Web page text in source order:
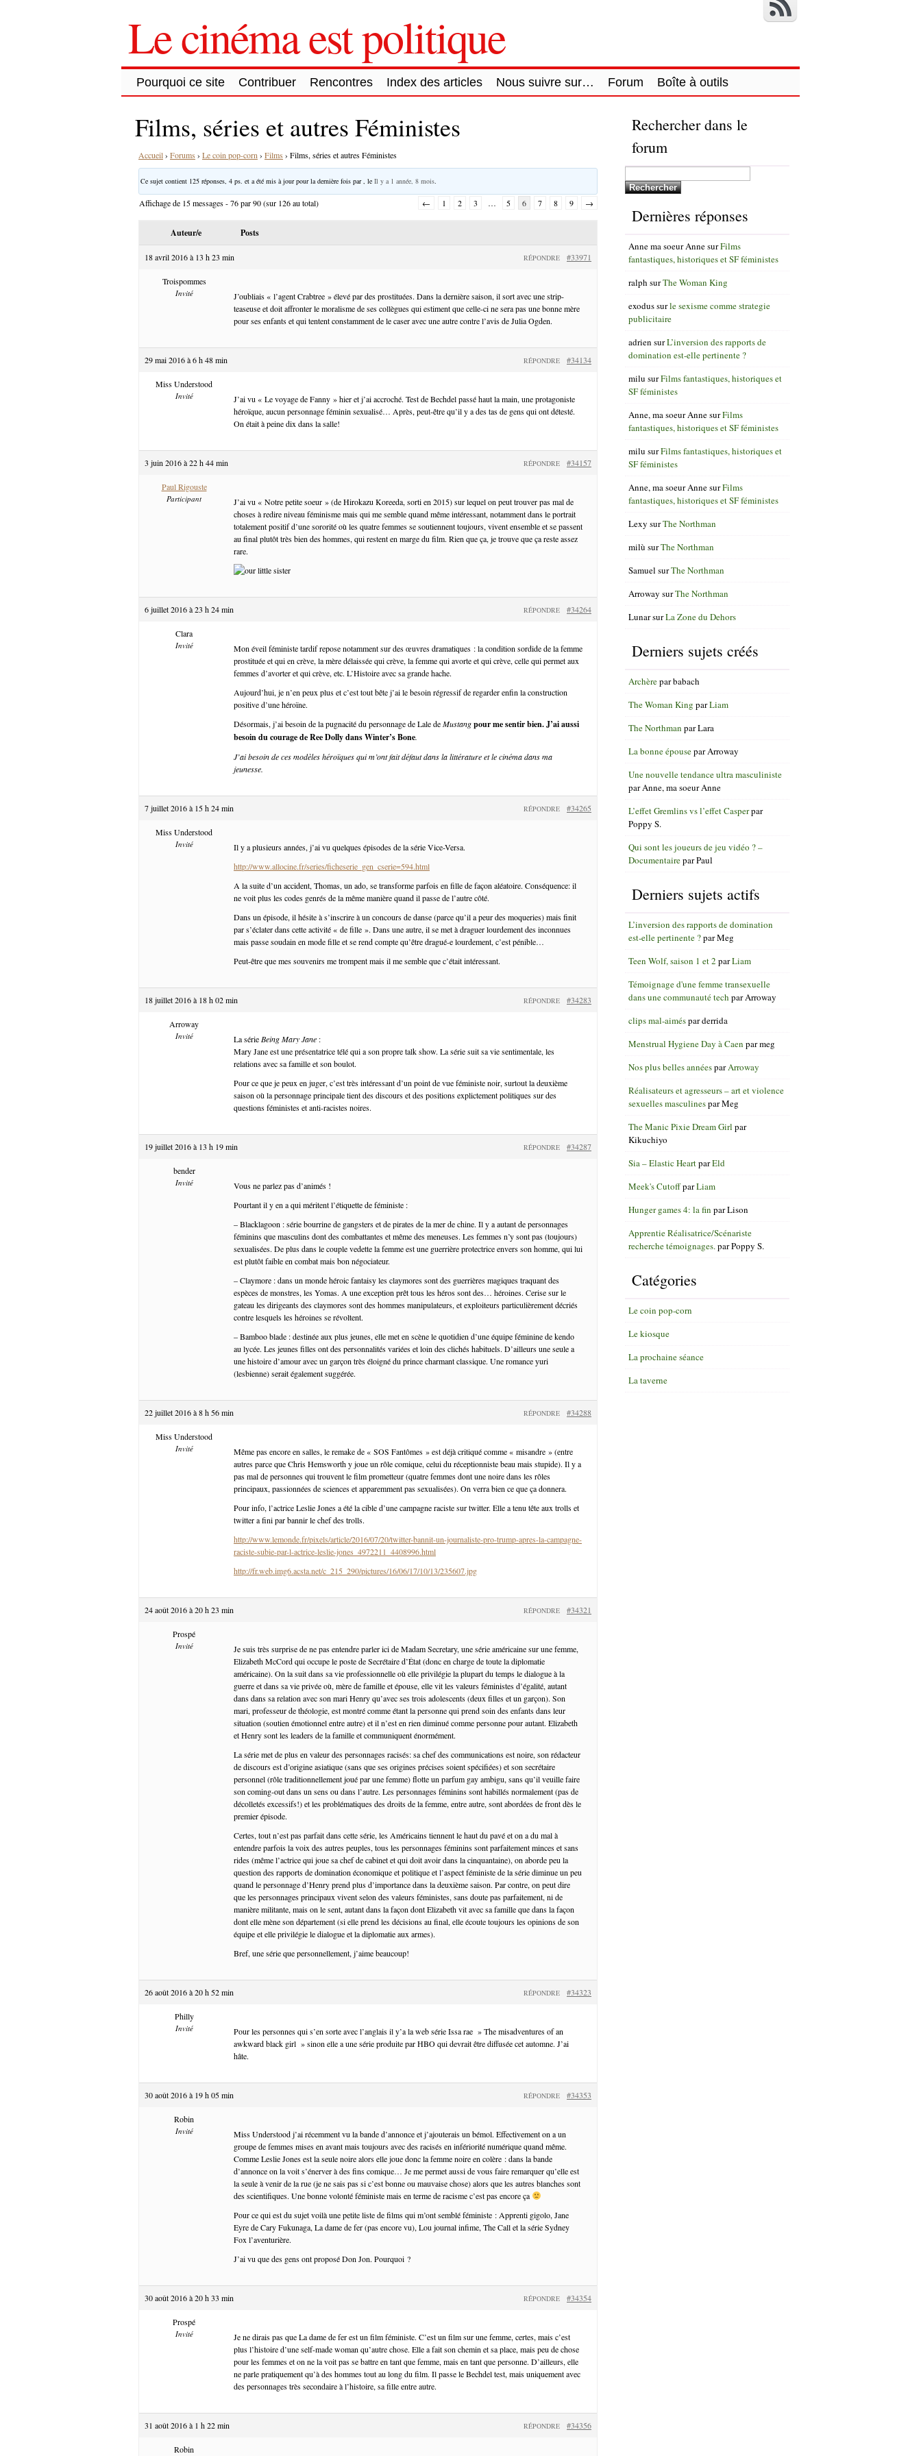
Le cinéma est politique
Pourquoi ce site Contribuer Rencontres Index des articles Nous suivre sur… Forum Boîte à outils
Films, séries et autres Féministes
Accueil› Forums › Le coin pop-corn › Films › Films, séries et autres Féministes
Ce sujet contient 125 réponses, 4 ps. et a été mis à jour pour la dernière fois par , le Il y a 1 année, 8 mois
Affichage de 15 messages - 76 par 90 (sur 126 au total) ← 1 2 3 … 5 6 7 8 9 →
Auteur/e Posts
18 avril 2016 à 13 h 23 min #33971
RÉPONDRE
Troispommes
Invité
J’oubliais « l’agent Crabtree » élevé par des prostituées. Dans la dernière saison, il sort avec une strip-
teaseuse et doit affronter le moralisme de ses collègues qui estiment que celle-ci ne sera pas une bonne mère
pour ses enfants et qui tentent constamment de le caser avec une autre contre l’avis de Julia Ogden.
29 mai 2016 à 6 h 48 min #34134
RÉPONDRE
Miss Understood
Invité
J’ai vu « Le voyage de Fanny » hier et j’ai accroché. Test de Bechdel passé haut la main, une protagoniste
héroïque, aucun personnage féminin sexualisé… Après, peut-être qu’il y a des tas de gens qui ont détesté.
On était à peine dix dans la salle!
3 juin 2016 à 22 h 44 min #34157
RÉPONDRE
Paul Rigouste
Participant
J’ai vu « Notre petite soeur » (de Hirokazu Koreeda, sorti en 2015) sur lequel on peut trouver pas mal de
choses à redire niveau féminisme mais qui me semble quand même intéressant, notamment dans le portrait
totalement positif d’une sororité où les quatre femmes se soutiennent toujours, vivent ensemble et se passent
au final plutôt très bien des hommes, qui restent en marge du film. Rien que ça, je trouve que ça reste assez
rare.
6 juillet 2016 à 23 h 24 min #34264
RÉPONDRE
Clara
Invité
Mon éveil féministe tardif repose notamment sur des œuvres dramatiques : la condition sordide de la femme
prostituée et qui en crève, la mère délaissée qui crève, la femme qui avorte et qui crève, celle qui permet aux
femmes d’avorter et qui crève, etc. L’Histoire avec sa grande hache.
Aujourd’hui, je n’en peux plus et c’est tout bête j’ai le besoin régressif de regarder enfin la construction
positive d’une héroïne.
Désormais, j’ai besoin de la pugnacité du personnage de Lale deMustangpour me sentir bien. J’ai aussi
besoin du courage de Ree Dolly dansWinter’s Bone.
J’ai besoin de ces modèles héroïques qui m’ont fait défaut dans la littérature et le cinéma dans ma
jeunesse.
7 juillet 2016 à 15 h 24 min #34265
RÉPONDRE
Miss Understood
Invité
Il y a plusieurs années, j’ai vu quelques épisodes de la série Vice-Versa.
http://www.allocine.fr/series/ficheserie_gen_cserie=594.html
A la suite d’un accident, Thomas, un ado, se transforme parfois en fille de façon aléatoire. Conséquence: il
ne voit plus les codes genrés de la même manière quand il passe de l’autre côté.
Dans un épisode, il hésite à s’inscrire à un concours de danse (parce qu’il a peur des moqueries) mais finit
par s’éclater dans cette activité « de fille ». Dans une autre, il se met à draguer lourdement des inconnues
mais passe soudain en mode fille et se rend compte qu’être dragué-e lourdement, c’est pénible…
Peut-être que mes souvenirs me trompent mais il me semble que c’était intéressant.
18 juillet 2016 à 18 h 02 min #34283
RÉPONDRE
Arroway
Invité La série Being Mary Jane :
Mary Jane est une présentatrice télé qui a son propre talk show. La série suit sa vie sentimentale, les
relations avec sa famille et son boulot.
Pour ce que je peux en juger, c’est très intéressant d’un point de vue féministe noir, surtout la deuxième
saison où la personnage principale tient des discours et des positions explictement politiques sur des
questions féministes et anti-racistes noires.
19 juillet 2016 à 13 h 19 min #34287
RÉPONDRE
bender
Invité
Vous ne parlez pas d’animés !
Pourtant il y en a qui méritent l’étiquette de féministe :
– Blacklagoon : série bourrine de gangsters et de pirates de la mer de chine. Il y a autant de personnages
féminins que masculins dont des combattantes et même des meneuses. Les femmes n’y sont pas (toujours)
sexualisées. De plus dans le couple vedette la femme est une guerrière protectrice envers son homme, qui lui
est plutôt faible en combat mais bon négociateur.
– Claymore : dans un monde héroic fantaisy les claymores sont des guerrières magiques traquant des
espèces de monstres, les Yomas. A une exception prêt tous les héros sont des… héroines. Cerise sur le
gateau les dirigeants des claymores sont des hommes manipulateurs, et exploiteurs particulièrement décriés
contre lesquels les héroines se révoltent.
– Bamboo blade : destinée aux plus jeunes, elle met en scène le quotidien d’une équipe féminine de kendo
au lycée. Les jeunes filles ont des personnalités variées et loin des clichés habituels. D’ailleurs une seule a
une histoire d’amour avec un garçon très éloigné du prince charmant classique. Une romance yuri
(lesbienne) serait également suggérée.
22 juillet 2016 à 8 h 56 min #34288
RÉPONDRE
Miss Understood
Invité
Même pas encore en salles, le remake de « SOS Fantômes » est déjà critiqué comme « misandre » (entre
autres parce que Chris Hemsworth y joue un rôle comique, celui du réceptionniste beau mais stupide). Il y a
pas mal de personnes qui trouvent le film prometteur (quatre femmes dont une noire dans les rôles
principaux, passionnées de sciences et apparemment pas sexualisées). On verra bien ce que ça donnera.
Pour info, l’actrice Leslie Jones a été la cible d’une campagne raciste sur twitter. Elle a tenu tête aux trolls et
twitter a fini par bannir le chef des trolls.
http://www.lemonde.fr/pixels/article/2016/07/20/twitter-bannit-un-journaliste-pro-trump-apres-la-campagne-
raciste-subie-par-l-actrice-leslie-jones_4972211_4408996.html
http://fr.web.img6.acsta.net/c_215_290/pictures/16/06/17/10/13/235607.jpg
24 août 2016 à 20 h 23 min #34321
RÉPONDRE
Prospé
Invité
Je suis très surprise de ne pas entendre parler ici de Madam Secretary, une série américaine sur une femme,
Elizabeth McCord qui occupe le poste de Secrétaire d’État (donc en charge de toute la diplomatie
américaine). On la suit dans sa vie professionnelle où elle privilégie la plupart du temps le dialogue à la
guerre et dans sa vie privée où, mère de famille et épouse, elle vit les valeurs féministes d’égalité, autant
dans dans sa relation avec son mari Henry qu’avec ses trois adolescents (deux filles et un garçon). Son
mari, professeur de théologie, est montré comme étant la personne qui prend soin des enfants dans leur
situation (soutien émotionnel entre autre) et il n’est en rien diminué comme personne pour autant. Elizabeth
et Henry sont les leaders de la famille et communiquent énormément.
La série met de plus en valeur des personnages racisés: sa chef des communications est noire, son rédacteur
de discours est d’origine asiatique (sans que ses origines précises soient spécifiées) et son secrétaire
personnel (rôle traditionnellement joué par une femme) flotte un parfum gay ambigu, sans qu’il veuille faire
son coming-out dans un sens ou dans l’autre. Les personnages féminins sont habillés normalement (pas de
décolletés excessifs!) et les problématiques des droits de la femme, entre autre, sont abordées de front dès le
premier épisode.
Certes, tout n’est pas parfait dans cette série, les Américains tiennent le haut du pavé et on a du mal à
entendre parfois la voix des autres peuples, tous les personnages féminins sont parfaitement minces et sans
rides (même l’actrice qui joue sa chef de cabinet et qui doit avoir dans la cinquantaine), on aborde peu la
question des rapports de domination économique et politique et l’aspect féministe de la série diminue un peu
quand le personnage d’Henry prend plus d’importance dans la deuxième saison. Par contre, on peut dire
que les personnages principaux vivent selon des valeurs féministes, sans doute pas parfaitement, ni de
manière militante, mais on le sent, autant dans la façon dont Elizabeth vit avec sa famille que dans la façon
dont elle mène son département (si elle prend les décisions au final, elle écoute toujours les opinions de son
équipe et elle privilégie le dialogue et la diplomatie aux armes).
Bref, une série que personnellement, j’aime beaucoup!
26 août 2016 à 20 h 52 min #34323
RÉPONDRE
Philly
Invité
Pour les personnes qui s’en sorte avec l’anglais il y’a la web série Issa rae » The misadventures of an
awkward black girl » sinon elle a une série produite par HBO qui devrait être diffusée cet automne. J’ai
hâte.
30 août 2016 à 19 h 05 min #34353
RÉPONDRE
Robin
Invité
Miss Understood j’ai récemment vu la bande d’annonce et j’ajouterais un bémol. Effectivement on a un
groupe de femmes mises en avant mais toujours avec des racisés en infériorité numérique quand même.
Comme Leslie Jones est la seule noire alors elle joue donc la femme noire en colère : dans la bande
d’annonce on la voit s’énerver à des fins comique… Je me permet aussi de vous faire remarquer qu’elle est
la seule à venir de la rue (je ne sais pas si c’est bonne ou mauvaise chose) alors que les autres blanches sont
des scientifiques. Une bonne volonté féministe mais en terme de racisme c’est pas encore ça
Pour ce qui est du sujet voilà une petite liste de films qui m’ont semblé féministe : Apprenti gigolo, Jane
Eyre de Cary Fukunaga, La dame de fer (pas encore vu), Lou journal infime, The Call et la série Sydney
Fox l’aventurière.
J’ai vu que des gens ont proposé Don Jon. Pourquoi ?
30 août 2016 à 20 h 33 min #34354
RÉPONDRE
Prospé
Invité
Je ne dirais pas que La dame de fer est un film féministe. C’est un film sur une femme, certes, mais c’est
plus l’histoire d’une self-made woman qu’autre chose. Elle a fait son chemin et sa place, mais peu de chose
pour les femmes et on ne la voit pas se battre en tant que femme, mais en tant que personne. D’ailleurs, elle
ne parle pratiquement qu’à des hommes tout au long du film. Il passe le Bechdel test, mais uniquement avec
des personnages très secondaire à l’histoire, sa fille entre autre.
31 août 2016 à 1 h 22 min #34356
RÉPONDRE
Robin
Rechercher dans le
forum
Dernières réponses
Anne ma soeur AnnesurFilms
fantastiques, historiques et SF féministes
ralph surThe Woman King
exodussurle sexisme comme strategie
publicitaire
adrien surL’inversion des rapports de
domination est-elle pertinente ?
milu surFilms fantastiques, historiques et
SF féministes
Anne, ma soeur AnnesurFilms
fantastiques, historiques et SF féministes
milu surFilms fantastiques, historiques et
SF féministes
Anne, ma soeur AnnesurFilms
fantastiques, historiques et SF féministes
Lexy surThe Northman
milù surThe Northman
Samuel surThe Northman
Arroway surThe Northman
LunarsurLa Zone du Dehors
Derniers sujets créés
Archèreparbabach
The Woman King parLiam
The Northman parLara
La bonne épouseparArroway
Une nouvelle tendance ultra masculiniste
parAnne, ma soeur Anne
L’effet Gremlins vs l’effet Casperpar
Poppy S.
Qui sont les joueurs de jeu vidéo ? –
DocumentaireparPaul
Derniers sujets actifs
L’inversion des rapports de domination
est-elle pertinente ?parMeg
Teen Wolf, saison 1 et 2 parLiam
Témoignage d'une femme transexuelle
dans une communauté tech parArroway
clips mal-aimésparderrida
Menstrual Hygiene Day à Caen parmeg
Nos plus belles annéesparArroway
Réalisateurs et agresseurs – art et violence
sexuelles masculinesparMeg
The Manic Pixie Dream Girl par
Kikuchiyo
Sia – Elastic HeartparEld
Meek's CutoffparLiam
Hunger games 4: la fin parLison
Apprentie Réalisatrice/Scénariste
recherche témoignages. parPoppy S.
Catégories
Le coin pop-corn
Le kiosque
La prochaine séance
La taverne